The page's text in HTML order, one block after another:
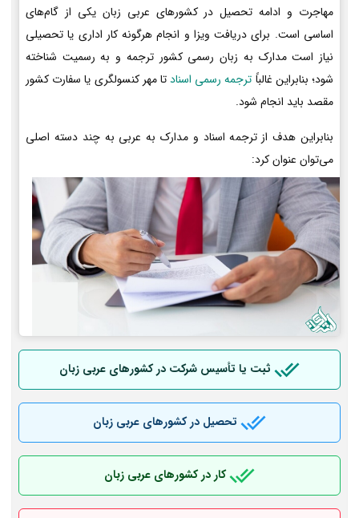
مهاجرت و ادامه تحصیل در کشورهای عربی زبان یکی از گام‌های
اساسی است. برای دریافت ویزا و انجام هرگونه کار اداری یا تحصیلی
نیاز است مدارک به زبان رسمی کشور ترجمه و به رسمیت شناخته
شود؛ بنابراین غالباً ترجمه رسمی اسنادتا مهر کنسولگری یا سفارت کشور
مقصد باید انجام شود.
بنابراین هدف از ترجمه اسناد و مدارک به عربی به چند دسته اصلی
می‌توان عنوان کرد:
ثبت یا تأسیس شرکت در کشورهای عربی زبان
تحصیل در کشورهای عربی زبان
کار در کشورهای عربی زبان